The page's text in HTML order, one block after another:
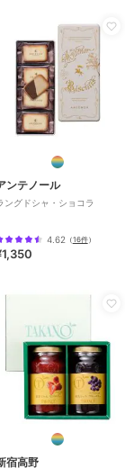
ンテノール
ングドシャ・ショコラ
4.62 （16件）
宿高野